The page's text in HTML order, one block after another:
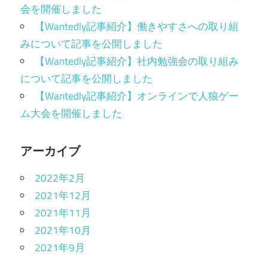
会を開催しました
【Wantedly記事紹介】働きやすさへの取り組
みについて記事を公開しました
【Wantedly記事紹介】社内勉強会の取り組み
について記事を公開しました
【Wantedly記事紹介】オンラインで人狼ゲー
ム大会を開催しました
アーカイブ
2022年2月
2021年12月
2021年11月
2021年10月
2021年9月